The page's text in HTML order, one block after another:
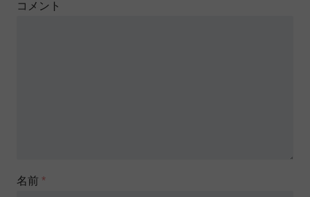
コメント
名前 *